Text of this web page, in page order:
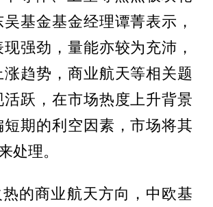
基金基金经理谭菁表示，
强劲，量能亦较为充沛，
趋势，商业航天等相关题
跃，在市场热度上升背景
期的利空因素，市场将其
处理。
的商业航天方向，中欧基